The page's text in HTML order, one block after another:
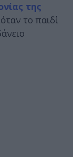
της
το παιδί